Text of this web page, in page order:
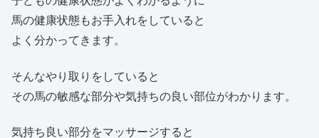
馬の健康状態もお手入れをしていると
よく分かってきます。
そんなやり取りをしていると
その馬の敏感な部分や気持ちの良い部位がわかります。
気持ち良い部分をマッサージすると